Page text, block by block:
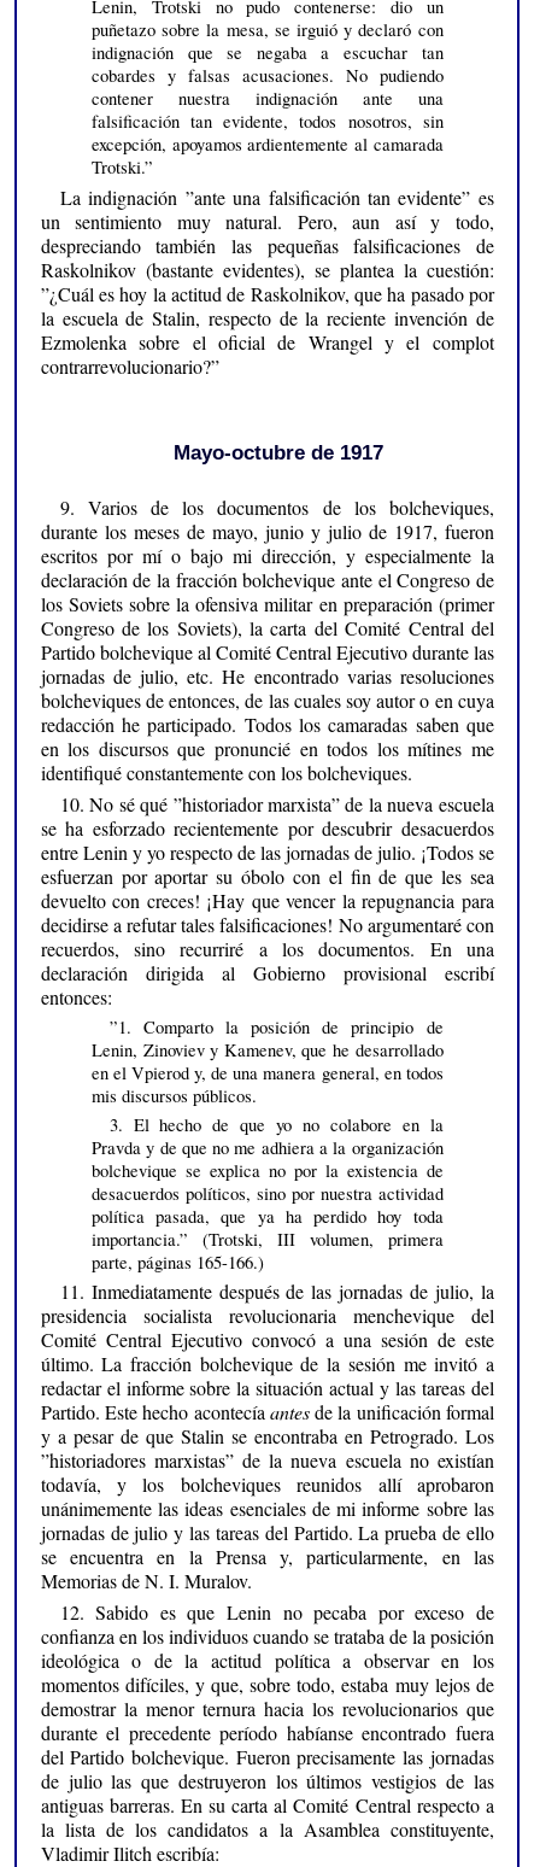
Lenin, Trotski no pudo contenerse: dio un
puñetazo sobre la mesa, se irguió y declaró con
indignación que se negaba a escuchar tan
cobardes y falsas acusaciones. No pudiendo
contener nuestra indignación ante una
falsificación tan evidente, todos nosotros, sin
excepción, apoyamos ardientemente al camarada
Trotski.”
La indignación ”ante una falsificación tan evidente” es
un sentimiento muy natural. Pero, aun así y todo,
despreciando también las pequeñas falsificaciones de
Raskolnikov (bastante evidentes), se plantea la cuestión:
”¿Cuál es hoy la actitud de Raskolnikov, que ha pasado por
la escuela de Stalin, respecto de la reciente invención de
Ezmolenka sobre el oficial de Wrangel y el complot
contrarrevolucionario?”
Mayo-octubre de 1917
9. Varios de los documentos de los bolcheviques,
durante los meses de mayo, junio y julio de 1917, fueron
escritos por mí o bajo mi dirección, y especialmente la
declaración de la fracción bolchevique ante el Congreso de
los Soviets sobre la ofensiva militar en preparación (primer
Congreso de los Soviets), la carta del Comité Central del
Partido bolchevique al Comité Central Ejecutivo durante las
jornadas de julio, etc. He encontrado varias resoluciones
bolcheviques de entonces, de las cuales soy autor o en cuya
redacción he participado. Todos los camaradas saben que
en los discursos que pronuncié en todos los mítines me
identifiqué constantemente con los bolcheviques.
10. No sé qué ”historiador marxista” de la nueva escuela
se ha esforzado recientemente por descubrir desacuerdos
entre Lenin y yo respecto de las jornadas de julio. ¡Todos se
esfuerzan por aportar su óbolo con el fin de que les sea
devuelto con creces! ¡Hay que vencer la repugnancia para
decidirse a refutar tales falsificaciones! No argumentaré con
recuerdos, sino recurriré a los documentos. En una
declaración dirigida al Gobierno provisional escribí
entonces:
”1. Comparto la posición de principio de
Lenin, Zinoviev y Kamenev, que he desarrollado
en el Vpierod y, de una manera general, en todos
mis discursos públicos.
3. El hecho de que yo no colabore en la
Pravda y de que no me adhiera a la organización
bolchevique se explica no por la existencia de
desacuerdos políticos, sino por nuestra actividad
política pasada, que ya ha perdido hoy toda
importancia.” (Trotski, III volumen, primera
parte, páginas 165-166.)
11. Inmediatamente después de las jornadas de julio, la
presidencia socialista revolucionaria menchevique del
Comité Central Ejecutivo convocó a una sesión de este
último. La fracción bolchevique de la sesión me invitó a
redactar el informe sobre la situación actual y las tareas del
Partido. Este hecho acontecíaantesde la unificación formal
y a pesar de que Stalin se encontraba en Petrogrado. Los
”historiadores marxistas” de la nueva escuela no existían
todavía, y los bolcheviques reunidos allí aprobaron
unánimemente las ideas esenciales de mi informe sobre las
jornadas de julio y las tareas del Partido. La prueba de ello
se encuentra en la Prensa y, particularmente, en las
Memorias de N. I. Muralov.
12. Sabido es que Lenin no pecaba por exceso de
confianza en los individuos cuando se trataba de la posición
ideológica o de la actitud política a observar en los
momentos difíciles, y que, sobre todo, estaba muy lejos de
demostrar la menor ternura hacia los revolucionarios que
durante el precedente período habíanse encontrado fuera
del Partido bolchevique. Fueron precisamente las jornadas
de julio las que destruyeron los últimos vestigios de las
antiguas barreras. En su carta al Comité Central respecto a
la lista de los candidatos a la Asamblea constituyente,
Vladimir Ilitch escribía: